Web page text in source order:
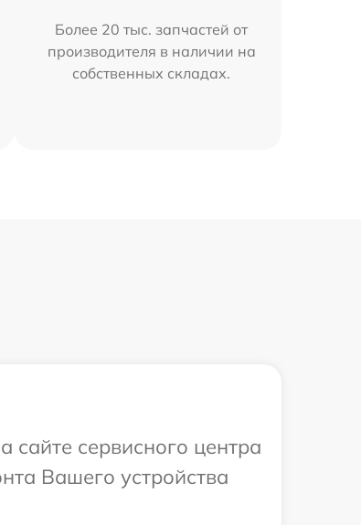
Более 20 тыс. запчастей от
производителя в наличии на
собственных складах.
сервисного центра
Вашего устройства